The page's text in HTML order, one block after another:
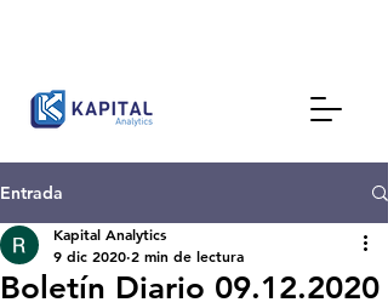
Entrada
Boletín Diario 09.12.2020
Kapital Analytics
9 dic 2020 2 min de lectura